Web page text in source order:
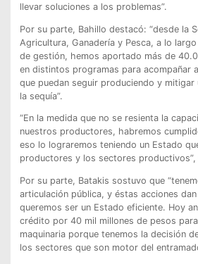
llevar soluciones a los problemas”.
Por su parte, Bahillo destacó: “desde la
Agricultura, Ganadería y Pesca, a lo
de gestión, hemos aportado más de
en distintos programas para acompañar
que puedan seguir produciendo y
la sequía”.
“En la medida que no se resienta la
nuestros productores, habremos
eso lo lograremos teniendo un Estado
productores y los sectores productivos”,
Por su parte, Batakis sostuvo que
articulación pública, y éstas acciones
queremos ser un Estado eficiente. Hoy
crédito por 40 mil millones de pesos
maquinaria porque tenemos la decisión
los sectores que son motor del